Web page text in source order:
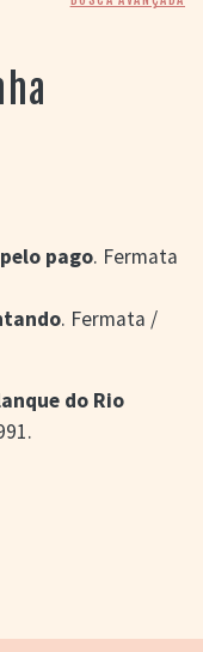
pago. Fermata
. Fermata /
do Rio